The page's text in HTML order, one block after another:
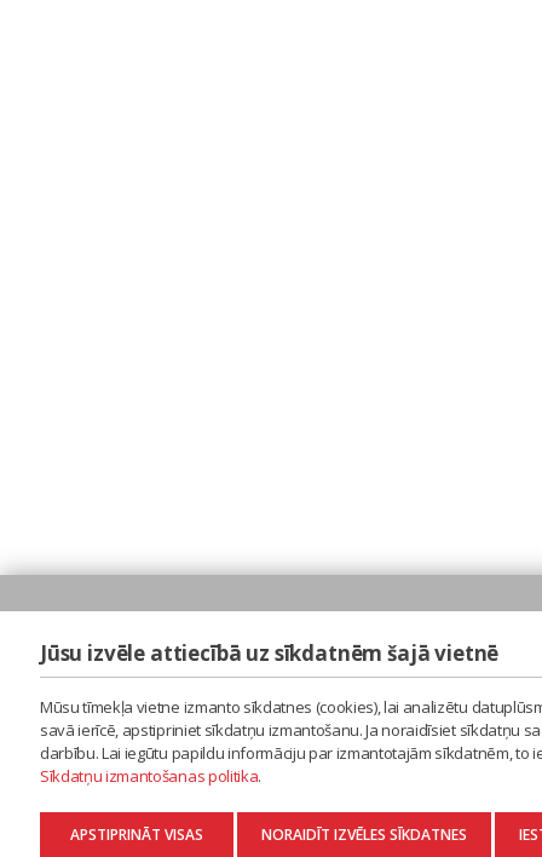
Jūsu izvēle attiecībā uz sīkdatnēm šajā vietnē
Mūsu tīmekļa vietne izmanto sīkdatnes (cookies), lai analizētu
savā ierīcē, apstipriniet sīkdatņu izmantošanu. Ja noraidīsiet sīkdatņu
darbību. Lai iegūtu papildu informāciju par izmantotajām sīkdatnēm,
Sīkdatņu izmantošanas politika.
APSTIPRINĀT VISAS NORAIDĪT IZVĒLES SĪKDATNES